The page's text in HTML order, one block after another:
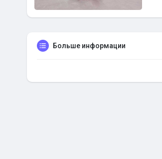
Больше информации